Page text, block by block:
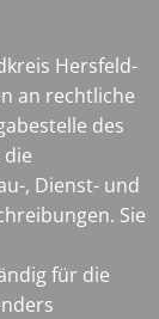
Hersfeld-
an rechtliche
des
, Dienst- und
Sie
für die